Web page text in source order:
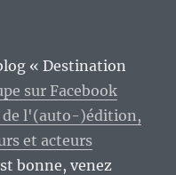
« Destination
sur Facebook
de l'(auto-)édition,
et acteurs
bonne, venez